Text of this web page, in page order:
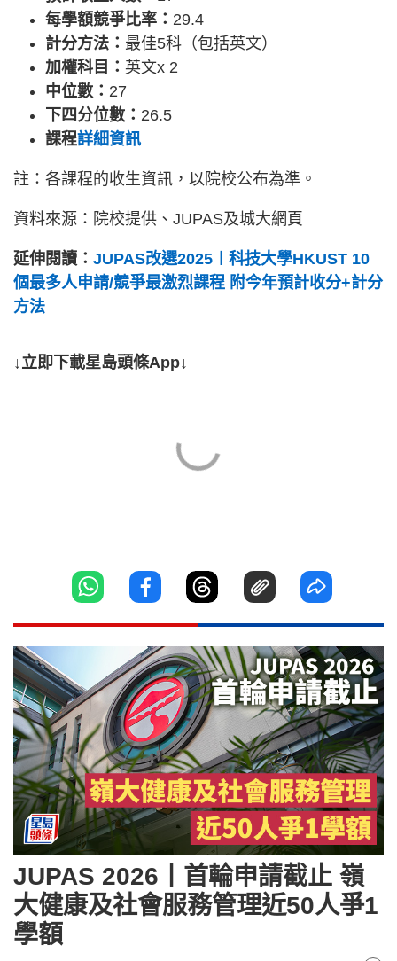
每學額競爭比率： 29.4
計分方法： 最佳5科（包括英文）
加權科目： 英文x 2
中位數： 27
下四分位數： 26.5
課程詳細資訊
註：各課程的收生資訊，以院校公布為準。
資料來源：院校提供、JUPAS及城大網頁
延伸閱讀： JUPAS改選2025︱科技大學HKUST 10
個最多人申請/競爭最激烈課程 附今年預計收分+計分
方法
↓立即下載星島頭條App↓
JUPAS 2026丨首輪申請截止 嶺
大健康及社會服務管理近50人爭1
學額